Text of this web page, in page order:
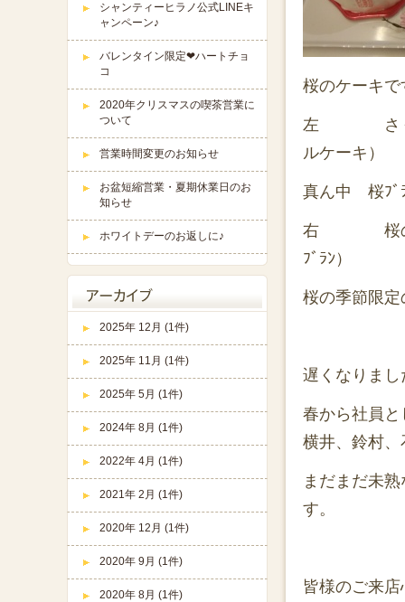
桜のケーキで
左 さくら
ルケーキ）
真ん中 桜ﾌﾞﾗ
右 桜のﾓﾝﾌ
ﾌﾞﾗﾝ）
桜の季節限
遅くなりまし
春から社員
横井、鈴村
まだまだ未
す。
皆様のご来
シャンティーヒラノ公式LINEキ
ャンペーン♪
バレンタイン限定❤ハートチョ
コ
2020年クリスマスの喫茶営業に
ついて
営業時間変更のお知らせ
お盆短縮営業・夏期休業日のお
知らせ
ホワイトデーのお返しに♪
2025年 12月 (1件)
2025年 11月 (1件)
2025年 5月 (1件)
2024年 8月 (1件)
2022年 4月 (1件)
2021年 2月 (1件)
2020年 12月 (1件)
2020年 9月 (1件)
2020年 8月 (1件)